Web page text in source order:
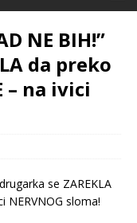
NE BIH!”
da preko
– na ivici